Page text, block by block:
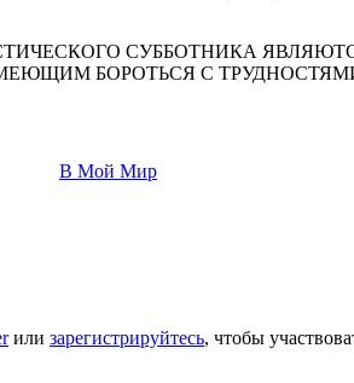
СУББОТНИКА
БОРОТЬСЯ С
В Мой Мир
или зарегистрируйтесь, чтобы